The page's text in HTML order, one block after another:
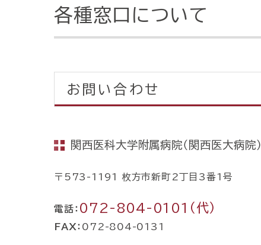
各種窓口について
お問い合わせ
関西医科大学附属病院（関西医大病院）
〒573-1191 枚方市新町2丁目3番1号
電話： 072-804-0101（代）
FAX： 072-804-0131